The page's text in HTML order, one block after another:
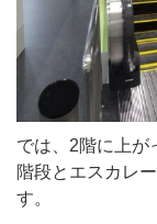
では、2階に上が
階段とエスカレ
す。